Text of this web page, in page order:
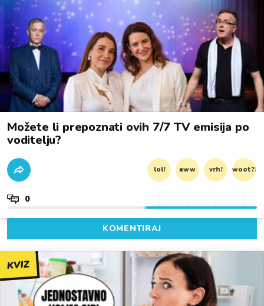
Možete li prepoznati ovih 7/7 TV emisija po
voditelju?
lol! aww vrh! woot?!
0
KOMENTIRAJ
KVIZ